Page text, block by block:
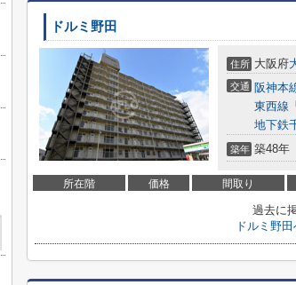
ドルミ野田
住所 大阪府
交通 阪神本
東西線 「
地下鉄
築年 築48年
所在階 価格 間取り
過去に
ドルミ野